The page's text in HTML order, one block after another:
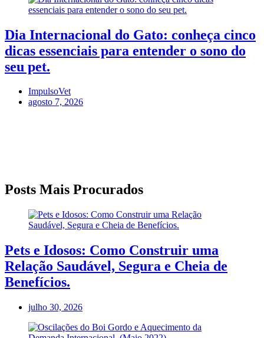
Dia Internacional do Gato: conheça cinco
dicas essenciais para entender o sono do
seu pet.
ImpulsoVet
agosto 7, 2026
Posts Mais Procurados
Pets e Idosos: Como Construir uma
Relação Saudável, Segura e Cheia de
Benefícios.
julho 30, 2026